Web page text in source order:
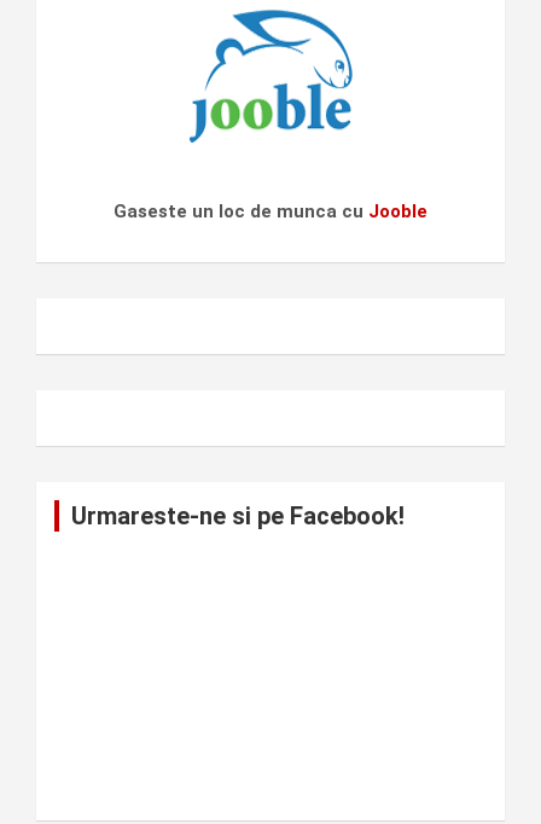
Gaseste un loc de munca cu Jooble
Urmareste-ne si pe Facebook!